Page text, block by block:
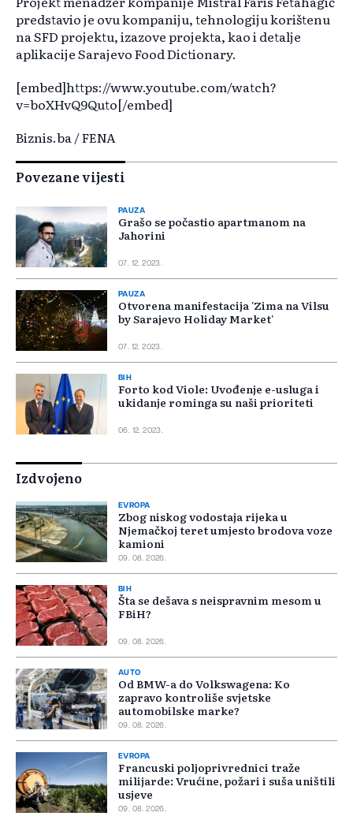
predstavio je ovu kompaniju, tehnologiju korištenu
na SFD projektu, izazove projekta, kao i detalje
aplikacije Sarajevo Food Dictionary.
[embed]https://www.youtube.com/watch?
v=boXHvQ9Quto[/embed]
Biznis.ba / FENA
Povezane vijesti
PAUZA
Grašo se počastio apartmanom na
Jahorini
07. 12. 2023.
PAUZA
Otvorena manifestacija 'Zima na Vilsu
by Sarajevo Holiday Market'
07. 12. 2023.
BIH
Forto kod Viole: Uvođenje e-usluga i
ukidanje rominga su naši prioriteti
06. 12. 2023.
Izdvojeno
EVROPA
Zbog niskog vodostaja rijeka u
Njemačkoj teret umjesto brodova voze
kamioni
09. 08. 2026.
BIH
Šta se dešava s neispravnim mesom u
FBiH?
09. 08. 2026.
AUTO
Od BMW-a do Volkswagena: Ko
zapravo kontroliše svjetske
automobilske marke?
09. 08. 2026.
EVROPA
Francuski poljoprivrednici traže
milijarde: Vrućine, požari i suša uništili
usjeve
09. 08. 2026.